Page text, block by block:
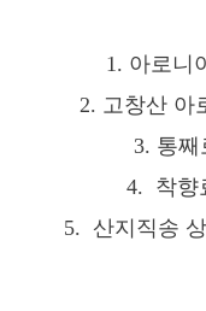
1. 아로니
2. 고창산 아
3. 통째
4. 착향
5. 산지직송